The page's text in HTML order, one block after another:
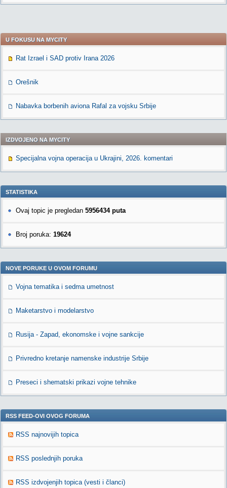
U FOKUSU NA MYCITY
Rat Izrael i SAD protiv Irana 2026
Orešnik
Nabavka borbenih aviona Rafal za vojsku Srbije
IZDVOJENO NA MYCITY
Specijalna vojna operacija u Ukrajini, 2026. komentari
STATISTIKA
Ovaj topic je pregledan 5956434 puta
Broj poruka: 19624
NOVE PORUKE U OVOM FORUMU
Vojna tematika i sedma umetnost
Maketarstvo i modelarstvo
Rusija - Zapad, ekonomske i vojne sankcije
Privredno kretanje namenske industrije Srbije
Preseci i shematski prikazi vojne tehnike
RSS FEED-OVI OVOG FORUMA
RSS najnovijih topica
RSS poslednjih poruka
RSS izdvojenjih topica (vesti i članci)